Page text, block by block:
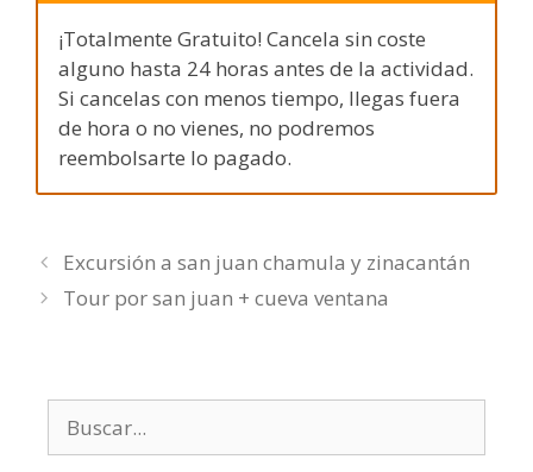
¡Totalmente Gratuito! Cancela sin coste
alguno hasta 24 horas antes de la actividad.
Si cancelas con menos tiempo, llegas fuera
de hora o no vienes, no podremos
reembolsarte lo pagado.
Excursión a san juan chamula y zinacantán
Tour por san juan + cueva ventana